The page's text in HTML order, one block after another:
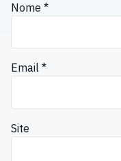
Nome *
Email *
Site